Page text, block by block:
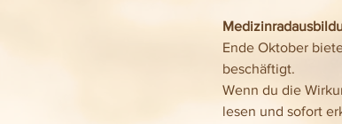
Ende Oktober
beschäftigt.
Wenn du die
lesen und sofort